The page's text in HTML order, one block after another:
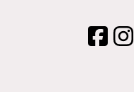
Facebook